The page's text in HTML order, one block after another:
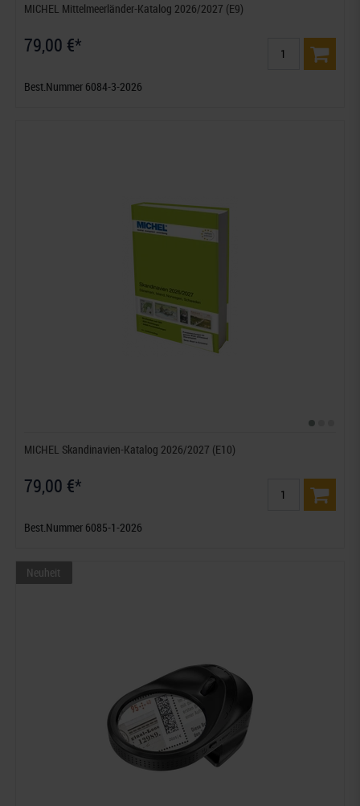
MICHEL Mittelmeerländer-Katalog 2026/2027 (E9)
79,00 €*
Best.Nummer 6084-3-2026
MICHEL Skandinavien-Katalog 2026/2027 (E10)
79,00 €*
Best.Nummer 6085-1-2026
Neuheit